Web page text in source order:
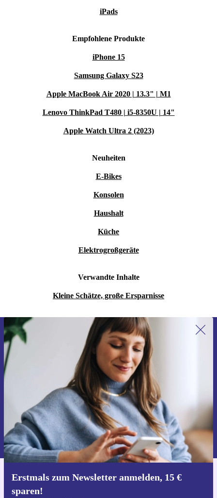
iPads
Empfohlene Produkte
iPhone 15
Samsung Galaxy S23
Apple MacBook Air 2020 | 13.3" | M1
Lenovo ThinkPad T480 | i5-8350U | 14"
Apple Watch Ultra 2 (2023)
Neuheiten
E-Bikes
Konsolen
Haushalt
Küche
Elektrogroßgeräte
Verwandte Inhalte
Kleine Schätze, große Ersparnisse
Erstmals zum Newsletter anmelden, 15 €
sparen!
Erstmals zum Newsletter anmelden,
15 € sparen!
Verpasse kein Angebot mehr.
Gutschein anfordern
Informationen über die Verwendung personenbezogener Daten findest
du in unserer
Datenschutzerklärung.
Hol dir die refurbed-App